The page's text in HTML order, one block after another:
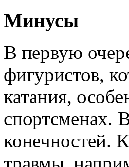
Минусы
В первую
фигуристов,
катания,
спортсменах.
конечностей.
травмы,